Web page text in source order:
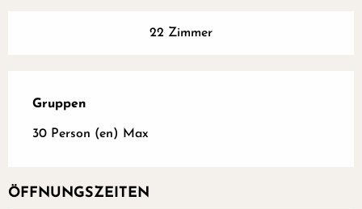
22 Zimmer
Gruppen
Gruppen
30 Person (en) Max
ÖFFNUNGSZEITEN